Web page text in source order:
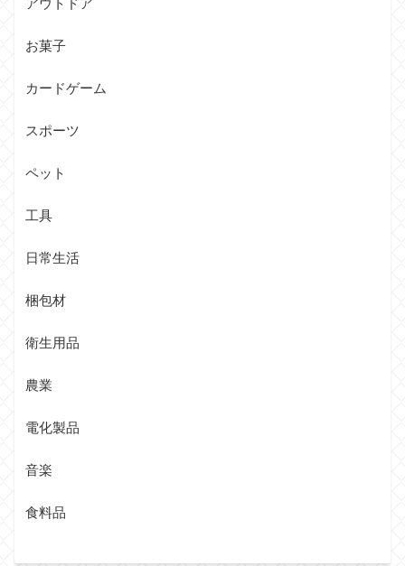
アウトドア
お菓子
カードゲーム
スポーツ
ペット
工具
日常生活
梱包材
衛生用品
農業
電化製品
音楽
食料品